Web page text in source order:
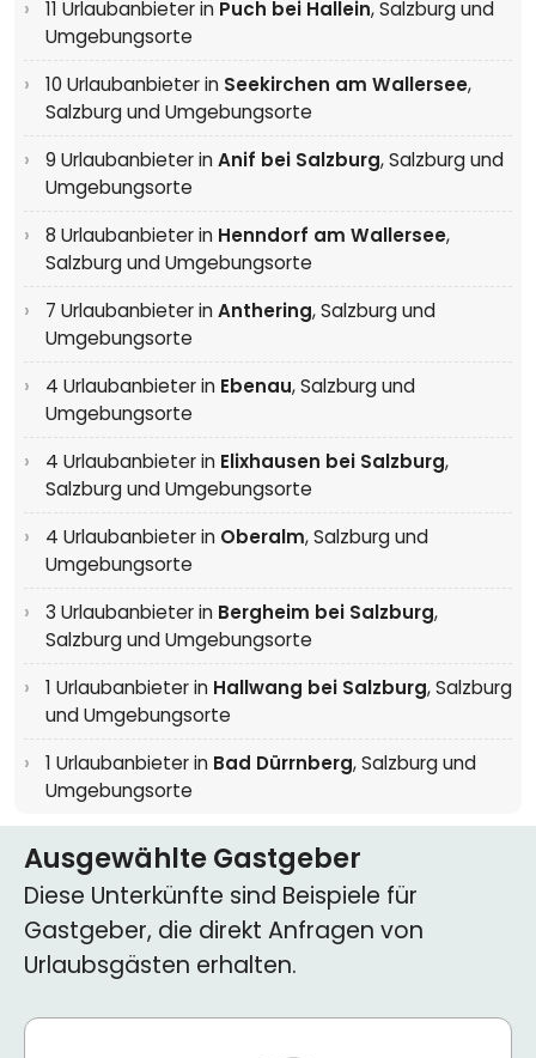
11 Urlaubanbieter in Puch bei Hallein,Salzburg und
Umgebungsorte
10 Urlaubanbieter in Seekirchen am Wallersee,
Salzburg und Umgebungsorte
9 Urlaubanbieter inAnif bei Salzburg,Salzburg und
Umgebungsorte
8 Urlaubanbieter in Henndorf am Wallersee,
Salzburg und Umgebungsorte
7 Urlaubanbieter inAnthering,Salzburg und
Umgebungsorte
4 Urlaubanbieter in Ebenau,Salzburg und
Umgebungsorte
4 Urlaubanbieter in Elixhausen bei Salzburg,
Salzburg und Umgebungsorte
4 Urlaubanbieter in Oberalm,Salzburg und
Umgebungsorte
3 Urlaubanbieter in Bergheim bei Salzburg,
Salzburg und Umgebungsorte
1 Urlaubanbieter in Hallwang bei Salzburg,Salzburg
und Umgebungsorte
1 Urlaubanbieter in Bad Dürrnberg,Salzburg und
Umgebungsorte
Ausgewählte Gastgeber
Diese Unterkünfte sind Beispiele für
Gastgeber, die direkt Anfragen von
Urlaubsgästen erhalten.